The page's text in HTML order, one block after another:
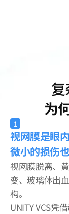
复
为
1
视网膜是眼
微小的损伤
视网膜脱离、
变、玻璃体出
构。
UNITY VCS凭